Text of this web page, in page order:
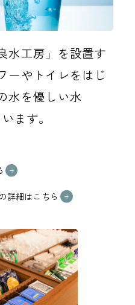
水工房」を設置す
ーやトイレをはじ
水を優しい水
ます。
詳細はこちら